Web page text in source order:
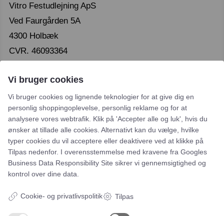
Vitro Festudlejning ApS
Ved Faurgården 5A
4300 Holbæk
CVR. 46093364
Leje- og købsbetingelser
Cookie- og privatlivspolitik
Typiske spørgsmål
Vi bruger cookies
Vi bruger cookies og lignende teknologier for at give dig en
personlig shoppingoplevelse, personlig reklame og for at
analysere vores webtrafik. Klik på 'Accepter alle og luk', hvis du
ønsker at tillade alle cookies. Alternativt kan du vælge, hvilke
typer cookies du vil acceptere eller deaktivere ved at klikke på
Tilpas nedenfor. I overensstemmelse med kravene fra Googles
Business Data Responsibility Site sikrer vi gennemsigtighed og
kontrol over dine data.
Cookie- og privatlivspolitik Tilpas